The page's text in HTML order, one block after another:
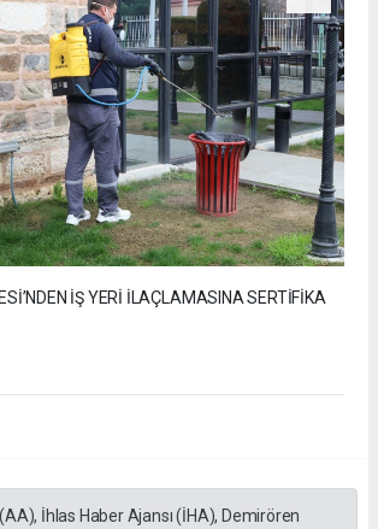
İŞ YERİ İLAÇLAMASINA SERTİFİKA
İhlas Haber Ajansı (İHA), Demirören